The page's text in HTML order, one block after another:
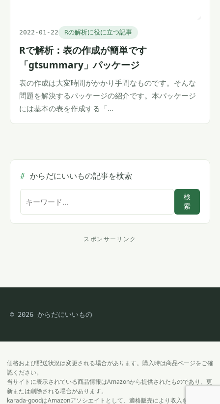
2022-01-22 Rの解析に役に立つ記事
Rで解析：表の作成が簡単です
「gtsummary」パッケージ
表の作成は大変時間がかかり手間なものです。そんな
問題を解決するパッケージの紹介です。本パッケージ
には基本の表を作成する「…
からだにいいもの記事を検索
ト
検
索
スポンサーリンク
ン
ー
ク
© 2026 からだにいいもの
価格および配送状況は変更される場合があります。購入時は商品ページをご確
認ください。
当サイトに表示されている商品情報はAmazonから提供されたものであり、更
新または削除される場合があります。
karada-goodはAmazonアソシエイトとして、適格販売により収入を得ていま